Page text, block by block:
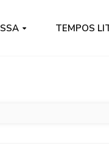
TEMPOS